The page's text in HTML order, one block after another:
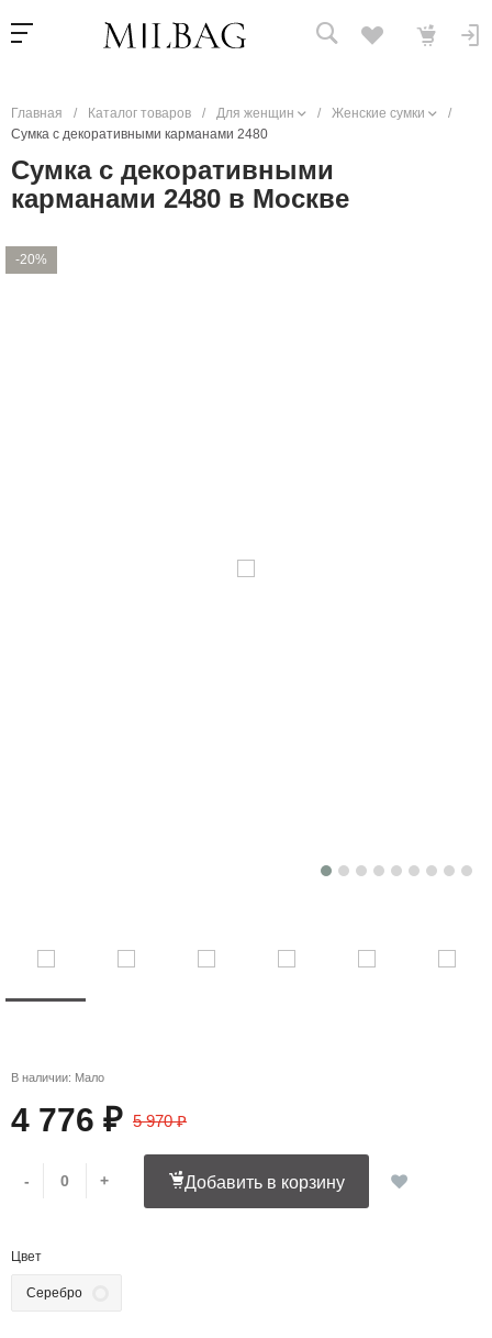
Главная / Каталог товаров / Для женщин / Женские сумки
/
Сумка с декоративными карманами 2480
Сумка с декоративными
карманами 2480 в Москве
-20%
В наличии: Мало
4 776 ₽ 5 970 ₽
- + Добавить в корзину
Цвет
Серебро